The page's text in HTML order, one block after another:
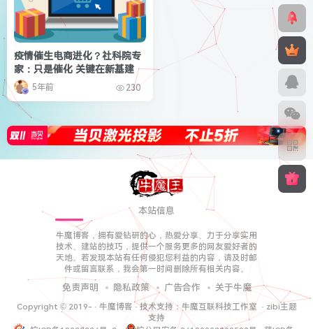
疫情催生电商进化？社科院专
家：只是催化 关键在新基建
5年前 230
本站信息
牛魔博客，拥有爱钻研的心，热爱分享、力于分享实用
技术、建站的技巧，提供一个服务更多的网友爱好者的
天地。若发现本站有任何侵犯您利益的内容，请及时邮
件或留言联系，我会第一时间删除所有相关内容。
免责声明 隐私政策 广告合作 关于牛魔
Copyright © 2019- · 牛魔博客 · 技术支持：牛魔互联科技工作室 · zibi主题
支持